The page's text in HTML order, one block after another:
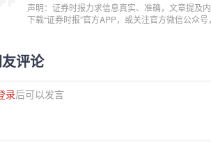
声明：证券时报力求信息真实、准确，文章提及
下载“证券时报”官方APP，或关注官方微信公众
评论
录后可以发言